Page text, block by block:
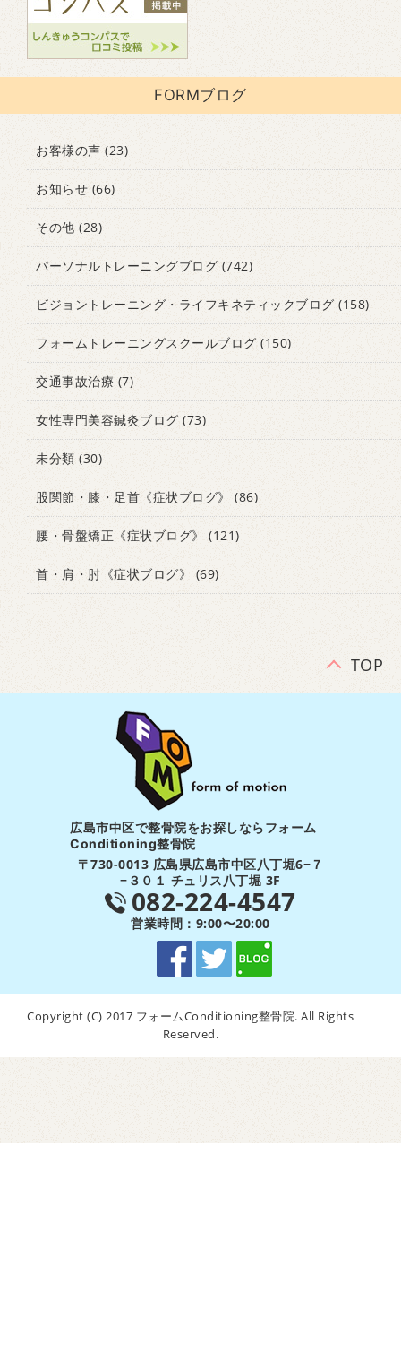
FORMブログ
お客様の声 (23)
お知らせ (66)
その他 (28)
パーソナルトレーニングブログ(742)
ビジョントレーニング・ライフキネティックブログ (158)
フォームトレーニングスクールブログ (150)
交通事故治療 (7)
女性専門美容鍼灸ブログ (73)
未分類 (30)
股関節・膝・足首《症状ブログ》 (86)
腰・骨盤矯正《症状ブログ》 (121)
首・肩・肘《症状ブログ》 (69)
TOP
広島市中区で整骨院をお探しならフォーム
Conditioning整骨院
〒730-0013 広島県広島市中区八丁堀6−７
−３０１ チュリス八丁堀 3F
082-224-4547
営業時間：9:00〜20:00
Copyright (C) 2017 フォームConditioning整骨院. All Rights
Reserved.